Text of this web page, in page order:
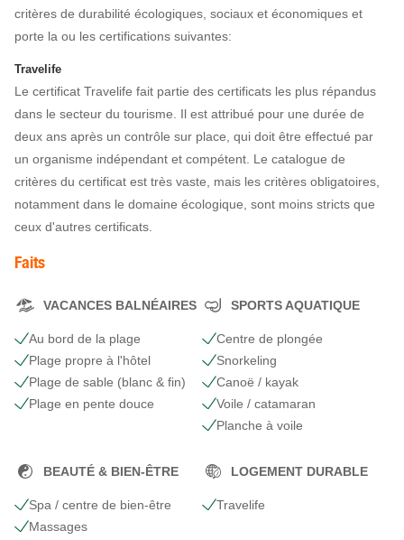
critères de durabilité écologiques, sociaux et économiques et
porte la ou les certifications suivantes:
Travelife
Le certificat Travelife fait partie des certificats les plus répandus
dans le secteur du tourisme. Il est attribué pour une durée de
deux ans après un contrôle sur place, qui doit être effectué par
un organisme indépendant et compétent. Le catalogue de
critères du certificat est très vaste, mais les critères obligatoires,
notamment dans le domaine écologique, sont moins stricts que
ceux d'autres certificats.
Faits
VACANCES BALNÉAIRES
Au bord de la plage
Plage propre à l'hôtel
Plage de sable (blanc & fin)
Plage en pente douce
SPORTS AQUATIQUE
Centre de plongée
Snorkeling
Canoë / kayak
Voile / catamaran
Planche à voile
BEAUTÉ & BIEN-ÊTRE
Spa / centre de bien-être
Massages
LOGEMENT DURABLE
Travelife